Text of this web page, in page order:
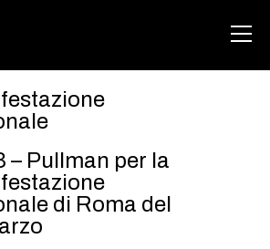
HOME
ABOUT
AREA
DEGENERAZIONE
– Pullman per la
di Roma del